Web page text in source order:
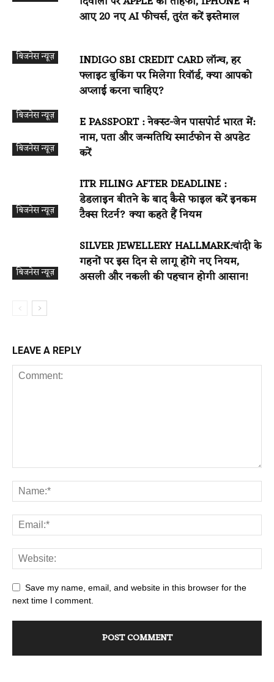
बिजनेस न्यूज़
बिजनेस न्यूज़
आए 20 नए AI फीचर्स, तुरंत करें इस्तेमाल
बिजनेस न्यूज़
INDIGO SBI CREDIT CARD लॉन्च, हर
फ्लाइट बुकिंग पर मिलेगा रिवॉर्ड, क्या आपको
अप्लाई करना चाहिए?
बिजनेस न्यूज़
E PASSPORT : नेक्स्ट-जेन पासपोर्ट भारत में:
नाम, पता और जन्मतिथि स्मार्टफोन से अपडेट
करें
बिजनेस न्यूज़
ITR FILING AFTER DEADLINE :
डेडलाइन बीतने के बाद कैसे फाइल करें इनकम
टैक्स रिटर्न? क्या कहते हैं नियम
SILVER JEWELLERY HALLMARK:चांदी के
गहनों पर इस दिन से लागू होंगे नए नियम,
असली और नकली की पहचान होगी आसान!
LEAVE A REPLY
Save my name, email, and website in this browser for the
next time I comment.